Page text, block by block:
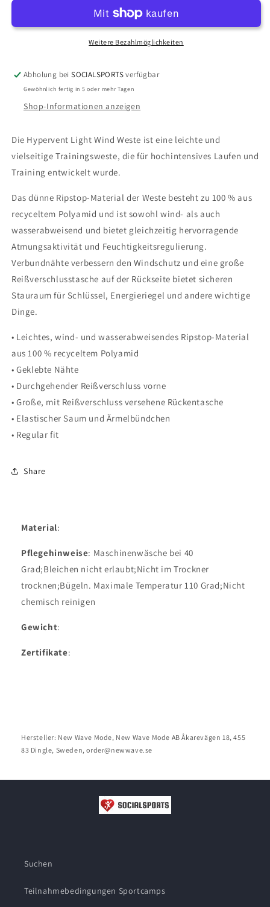
Vest
Wind
Vest
W
Weitere Bezahlmöglichkeiten
Abholung beiSOCIALSPORTSverfügbar
Gewöhnlich fertig in 5 oder mehr Tagen
Shop-Informationen anzeigen
Die Hypervent Light Wind Weste ist eine leichte und
vielseitige Trainingsweste, die für hochintensives Laufen und
Training entwickelt wurde.
Das dünne Ripstop-Material der Weste besteht zu 100 % aus
recyceltem Polyamid und ist sowohl wind- als auch
wasserabweisend und bietet gleichzeitig hervorragende
Atmungsaktivität und Feuchtigkeitsregulierung.
Verbundnähte verbessern den Windschutz und eine große
Reißverschlusstasche auf der Rückseite bietet sicheren
Stauraum für Schlüssel, Energieriegel und andere wichtige
Dinge.
• Leichtes, wind- und wasserabweisendes Ripstop-Material
aus 100 % recyceltem Polyamid
• Geklebte Nähte
• Durchgehender Reißverschluss vorne
• Große, mit Reißverschluss versehene Rückentasche
• Elastischer Saum und Ärmelbündchen
• Regular fit
Share
Material:
Pflegehinweise: Maschinenwäsche bei 40
Grad;Bleichen nicht erlaubt;Nicht im Trockner
trocknen;Bügeln. Maximale Temperatur 110 Grad;Nicht
chemisch reinigen
Gewicht:
Zertifikate:
Hersteller: New Wave Mode, New Wave Mode AB Åkarevägen 18, 455
83 Dingle, Sweden, order@newwave.se
Suchen
Teilnahmebedingungen Sportcamps